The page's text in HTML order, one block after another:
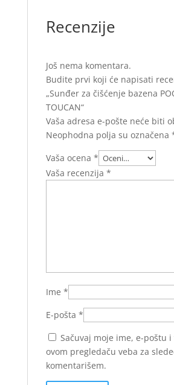
Recenzije
Još nema komentara.
Budite prvi koji će napisati
„Sunđer za čišćenje bazena
TOUCAN“
Vaša adresa e-pošte neće biti
Neophodna polja su označena
Vaša ocena *
Vaša recenzija *
Ime *
E-pošta *
Sačuvaj moje ime, e-poštu
ovom pregledaču veba za
komentarišem.